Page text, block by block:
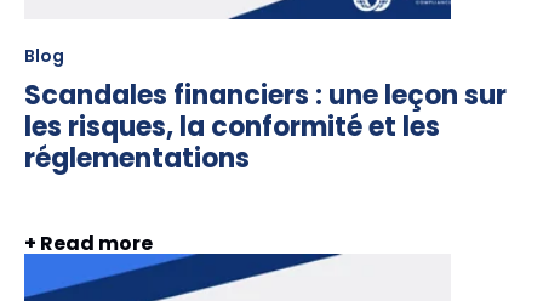
Blog
Scandales financiers : une leçon sur
les risques, la conformité et les
réglementations
+ Read more